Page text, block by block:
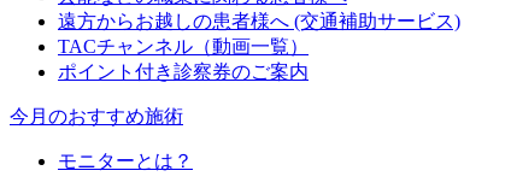
遠方からお越しの患者様へ (交通補助サービス)
TACチャンネル（動画一覧）
ポイント付き診察券のご案内
今月のおすすめ施術
モニターとは？